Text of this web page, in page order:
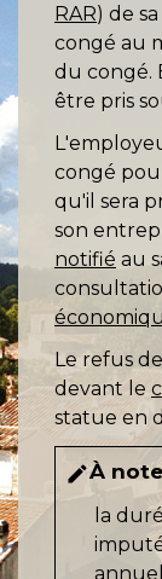
RAR) de
congé au
du congé.
être pris
congé
qu'il sera
son
notifié au
Le refus
devant le
statue en
editÀ
la